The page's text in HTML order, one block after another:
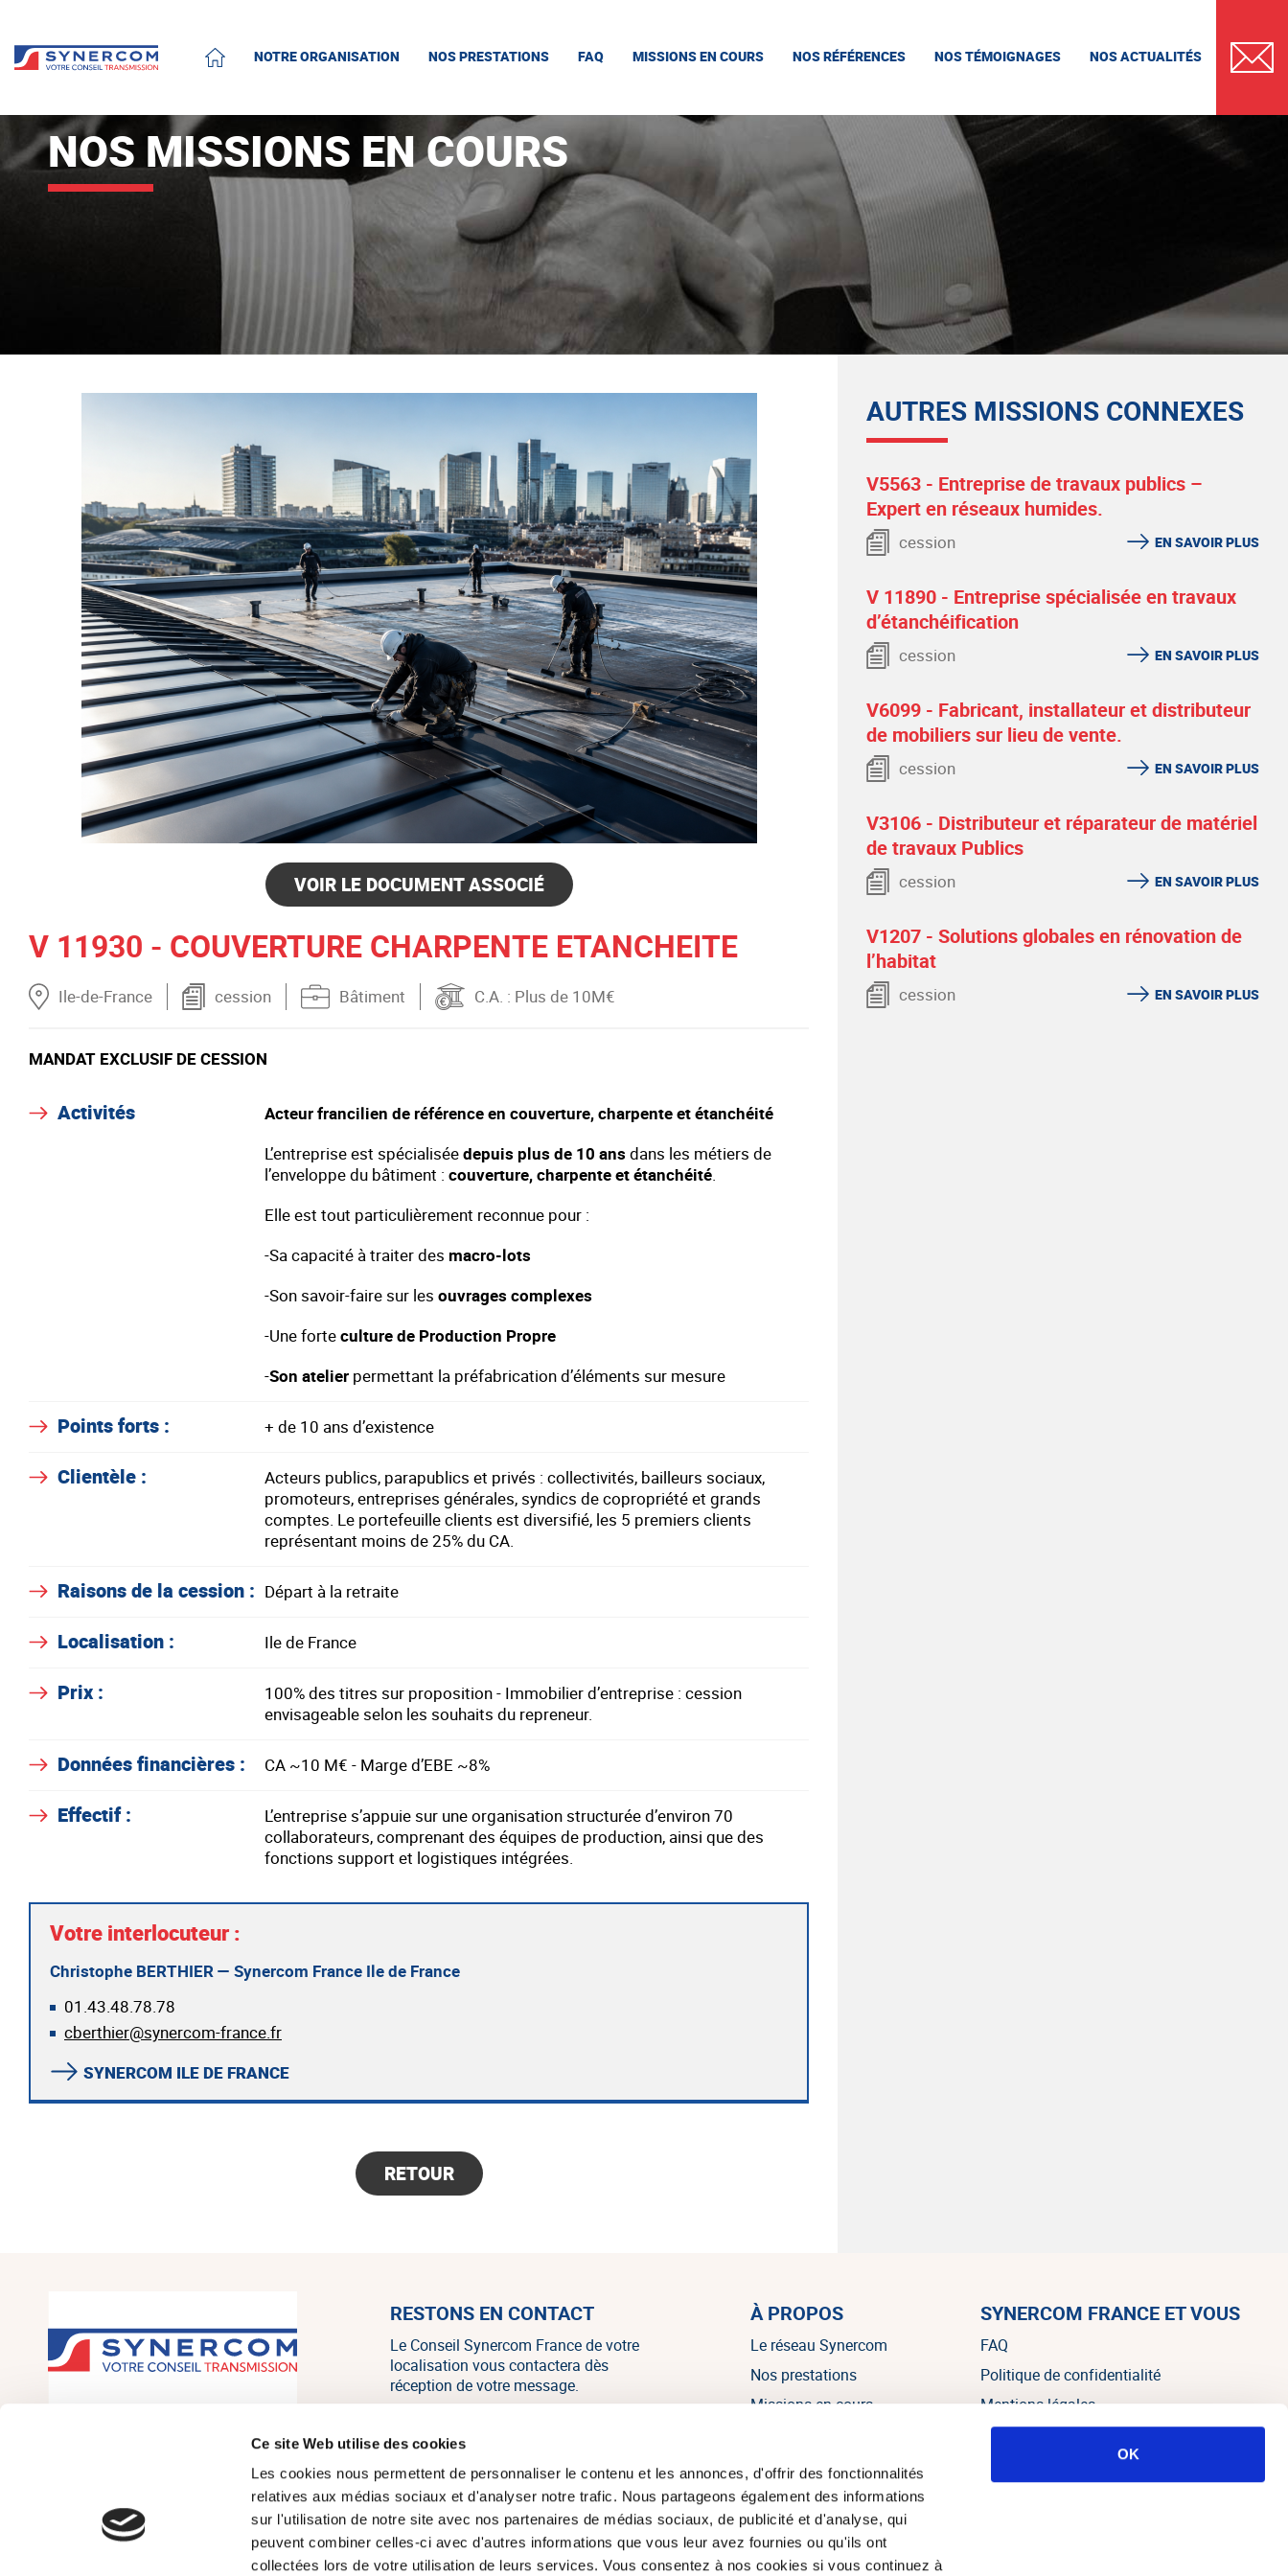
Ce site Web utilise des cookies
Les cookies nous permettent de personnaliser le contenu et les annonces, d'offrir des fonctionnalités
relatives aux médias sociaux et d'analyser notre trafic. Nous partageons également des informations
sur l'utilisation de notre site avec nos partenaires de médias sociaux, de publicité et d'analyse, qui
peuvent combiner celles-ci avec d'autres informations que vous leur avez fournies ou qu'ils ont
collectées lors de votre utilisation de leurs services. Vous consentez à nos cookies si vous continuez à
OK
ACCUEIL
NOTRE ORGANISATION NOS PRESTATIONS FAQ MISSIONS EN COURS NOS RÉFÉRENCES NOS TÉMOIGNAGES NOS ACTUALITÉS
NOS MISSIONS EN COURS
VOIR LE DOCUMENT ASSOCIÉ
V 11930 - COUVERTURE CHARPENTE ETANCHEITE
Ile-de-France cession Bâtiment C.A. : Plus de 10M€
MANDAT EXCLUSIF DE CESSION
Activités
Acteur francilien de référence en couverture, charpente et étanchéité
L’entreprise est spécialiséedepuis plus de 10 ans dans les métiers de
l’enveloppe du bâtiment : couverture, charpente et étanchéité.
Elle est tout particulièrement reconnue pour :
-Sa capacité à traiter des macro-lots
-Son savoir-faire sur les ouvrages complexes
-Une forteculture de Production Propre
-Son atelier permettant la préfabrication d’éléments sur mesure
Points forts : + de 10 ans d’existence
Clientèle :
Acteurs publics, parapublics et privés : collectivités, bailleurs sociaux,
promoteurs, entreprises générales, syndics de copropriété et grands
comptes. Le portefeuille clients est diversifié, les 5 premiers clients
représentant moins de 25% du CA.
Raisons de la cession : Départ à la retraite
Localisation : Ile de France
Prix :
100% des titres sur proposition - Immobilier d’entreprise : cession
envisageable selon les souhaits du repreneur.
Données financières : CA ~10 M€ - Marge d’EBE ~8%
Effectif :
L’entreprise s’appuie sur une organisation structurée d’environ 70
collaborateurs, comprenant des équipes de production, ainsi que des
fonctions support et logistiques intégrées.
Votre interlocuteur :
Christophe BERTHIER — Synercom France Ile de France
01.43.48.78.78
cberthier@synercom-france.fr
SYNERCOM ILE DE FRANCE
RETOUR
AUTRES MISSIONS CONNEXES
V5563 - Entreprise de travaux publics –
Expert en réseaux humides.
cession EN SAVOIR PLUS
V 11890 - Entreprise spécialisée en travaux
d’étanchéification
cession EN SAVOIR PLUS
V6099 - Fabricant, installateur et distributeur
de mobiliers sur lieu de vente.
cession EN SAVOIR PLUS
V3106 - Distributeur et réparateur de matériel
de travaux Publics
cession EN SAVOIR PLUS
V1207 - Solutions globales en rénovation de
l’habitat
cession EN SAVOIR PLUS
SYNERCOM France est un réseau
transmission, cession et acquisition
associés, consultants et salariés sur
tout le territoire, et un des leaders
français indépendants sur le marché
RESTONS EN CONTACT
Le Conseil Synercom France de votre
localisation vous contactera dès
réception de votre message.
NOUS CONTACTER
À PROPOS
Le réseau Synercom
Nos prestations
Missions en cours
Nos témoignages
Nos actualités
SYNERCOM FRANCE ET VOUS
FAQ
Politique de confidentialité
Mentions légales